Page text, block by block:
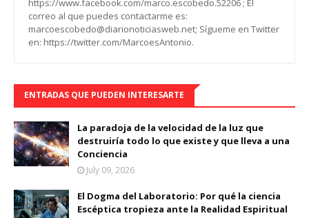
https://www.facebook.com/marco.escobedo.52206 ; El
correo al que puedes contactarme es:
marcoescobedo@diarionoticiasweb.net; Sígueme en Twitter
en: https://twitter.com/MarcoesAntonio.
ENTRADAS QUE PUEDEN INTERESARTE
La paradoja de la velocidad de la luz que
destruiría todo lo que existe y que lleva a una
Conciencia
July 09, 2026
El Dogma del Laboratorio: Por qué la ciencia
Escéptica tropieza ante la Realidad Espiritual